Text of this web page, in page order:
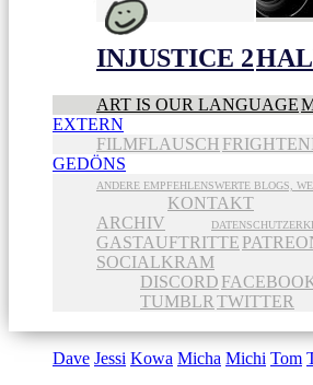
INJUSTICE 2
ART IS OUR LANGUAGE
EXTERN
FILMFLAUSCH
GEDÖNS
ANDERE EMPFEHLENSWERTE BLOGS,
ARCHIV
KONTAKT
GASTAUFTRITTE
SOCIALKRAM
DISCORD
TUMBLR TWITTER
Dave Jessi Kowa Micha Michi Tom